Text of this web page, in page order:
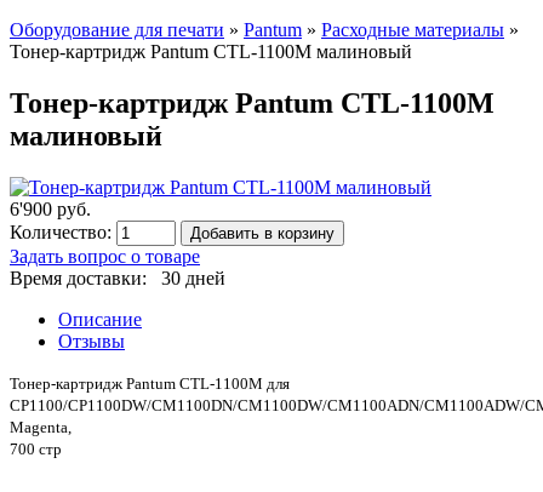
Оборудование для печати » Pantum » Расходные материалы »
Тонер-картридж Pantum CTL-1100M малиновый
Тонер-картридж Pantum CTL-1100M
малиновый
6'900 руб.
Количество:
Добавить в корзину
Задать вопрос о товаре
Время доставки: 30 дней
Описание
Отзывы
Тонер-картридж Pantum CTL-1100M для
CP1100/CP1100DW/CM1100DN/CM1100DW/CM1100ADN/CM1100ADW/
Magenta,
700 стр